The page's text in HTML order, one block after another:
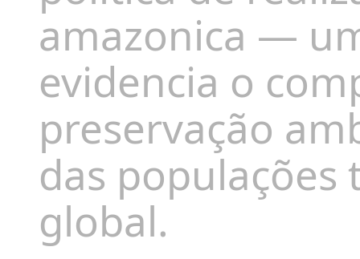
amazonica —
evidencia o
preservação
das
global.